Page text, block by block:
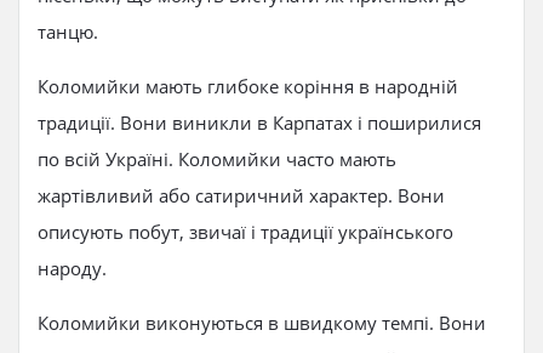
танцю.
Коломийки мають глибоке коріння в народній
традиції. Вони виникли в Карпатах і поширилися
по всій Україні. Коломийки часто мають
жартівливий або сатиричний характер. Вони
описують побут, звичаї і традиції українського
народу.
Коломийки виконуються в швидкому темпі. Вони